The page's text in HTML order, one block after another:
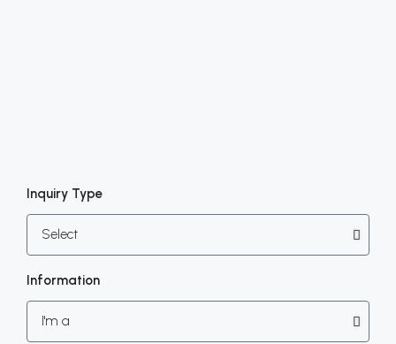
Inquiry Type
Information